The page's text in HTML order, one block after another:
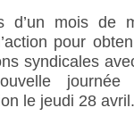
d’un mois de
pour
syndicales
journée
le jeudi 28